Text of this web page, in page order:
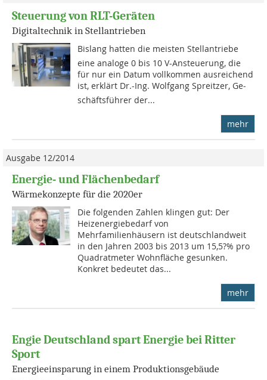
Steuerung von RLT-Geräten
Digitaltechnik in Stellantrieben

Bislang hatten die meisten Stellantriebe
eine analoge 0 bis 10 V-Ansteuerung, die
für nur ein Datum vollkommen ausreichend
ist, erklärt Dr.-Ing. Wolfgang Spreitzer, Ge­
schäfts­führer der...
mehr
Ausgabe 12/2014
Energie- und Flächenbedarf
Wärmekonzepte für die 2020er
Die folgenden Zahlen klingen gut: Der
Heizenergiebedarf von
Mehrfamilienhäusern ist deutschlandweit
in den Jahren 2003 bis 2013 um 15,5?% pro
Quadratmeter Wohnfläche gesunken.
Konkret bedeutet das...
mehr
Engie Deutschland spart Energie bei Ritter
Sport
Energieeinsparung in einem Produktionsgebäude